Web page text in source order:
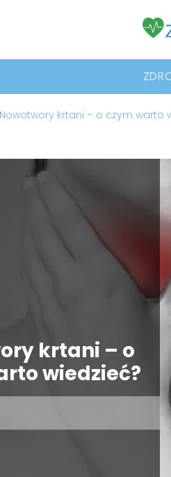
Nowotwory krtani – o czym warto
krtani – o
wiedzieć?